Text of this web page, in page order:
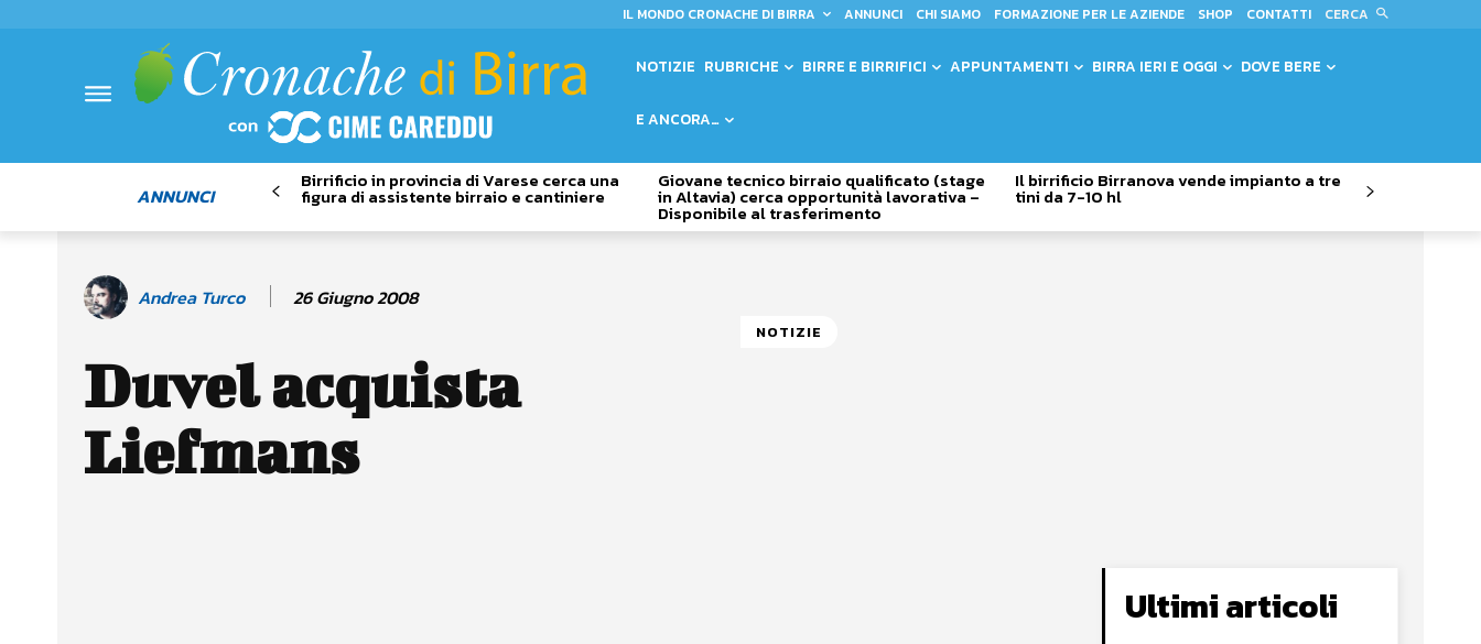
IL MONDO CRONACHE DI BIRRA ANNUNCI CHI SIAMO FORMAZIONE PER LE AZIENDE SHOP CONTATTI CERCA
NOTIZIE RUBRICHE BIRRE E BIRRIFICI APPUNTAMENTI BIRRA IERI E OGGI DOVE BERE
E ANCORA…
ANNUNCI
Birrificio in provincia di Varese cerca una
figura di assistente birraio e cantiniere
Giovane tecnico birraio qualificato (stage
in Altavia) cerca opportunità lavorativa –
Disponibile al trasferimento
Il birrificio Birranova vende impianto a tre
tini da 7-10 hl
Andrea Turco 26 Giugno 2008
Duvel acquista
Liefmans
NOTIZIE
Ultimi articoli